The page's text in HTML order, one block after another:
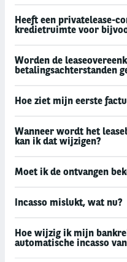
Heeft een privatelease-
kredietruimte voor
Worden de
betalingsachterstanden
Hoe ziet mijn eerste
Wanneer wordt het
kan ik dat wijzigen?
Moet ik de ontvangen
Incasso mislukt, wat nu?
Hoe wijzig ik mijn
automatische incasso